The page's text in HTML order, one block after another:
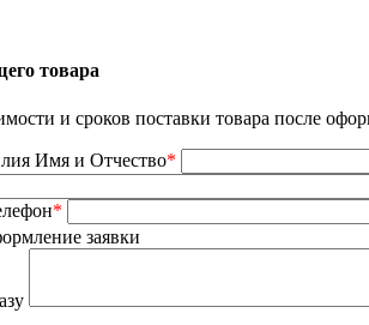
товара
и сроков поставки товара после
Имя и Отчество*
*
заявки